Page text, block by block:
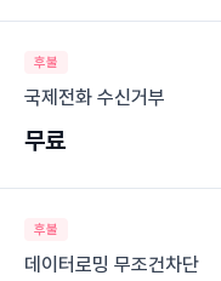
후불
국제전화 수신거부
무료
후불
데이터로밍 무조건차단